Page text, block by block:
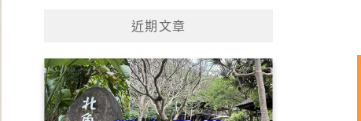
近期文章